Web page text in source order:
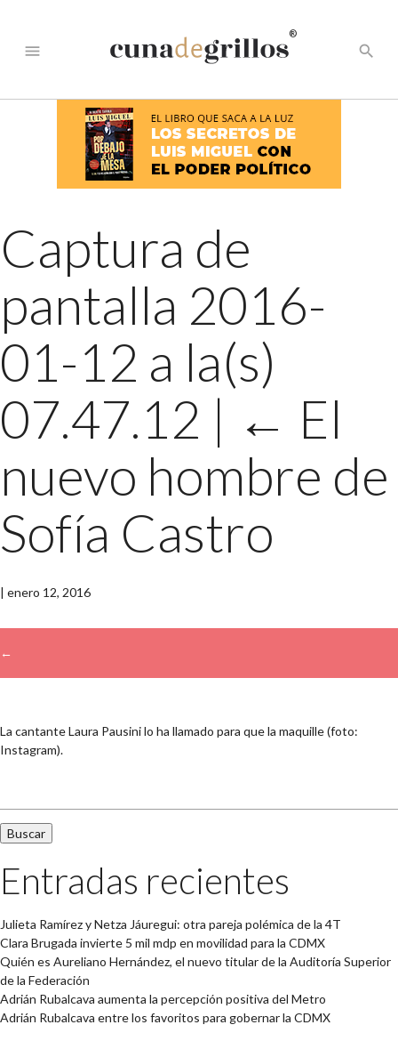
menu
®
search
Captura de
pantalla 2016-
01-12 a la(s)
07.47.12 | ← El
nuevo hombre de
Sofía Castro
| enero 12, 2016
←
La cantante Laura Pausini lo ha llamado para que la maquille (foto:
Instagram).
Entradas recientes
Julieta Ramírez y Netza Jáuregui: otra pareja polémica de la 4T
Clara Brugada invierte 5 mil mdp en movilidad para la CDMX
Quién es Aureliano Hernández, el nuevo titular de la Auditoría Superior
de la Federación
Adrián Rubalcava aumenta la percepción positiva del Metro
Adrián Rubalcava entre los favoritos para gobernar la CDMX